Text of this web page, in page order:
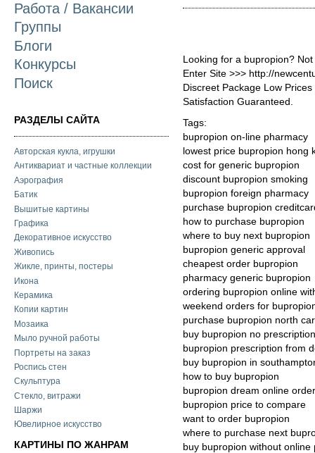
Работа / Вакансии
Группы
Блоги
Конкурсы
Поиск
РАЗДЕЛЫ САЙТА
Авторская кукла, игрушки
Антиквариат и частные коллекции
Аэрография
Батик
Вышитые картины
Графика
Декоративное искусство
Живопись
Жикле, принты, постеры
Икона
Керамика
Копии картин
Мозаика
Мыло ручной работы
Портреты на заказ
Роспись стен
Скульптура
Стекло, витражи
Шаржи
Ювелирное искусство
КАРТИНЫ ПО ЖАНРАМ
Looking for a bupropion?
Enter Site >>> http://
Discreet Package Low
Satisfaction Guaranteed.
Tags:
bupropion on-line pharmacy
lowest price bupropion hong
cost for generic bupropion
discount bupropion smoking
bupropion foreign pharmacy
purchase bupropion
how to purchase bupropion
where to buy next bupropion
bupropion generic approval
cheapest order bupropion
pharmacy generic bupropion
ordering bupropion online
weekend orders for
purchase bupropion north
buy bupropion no
bupropion prescription from
buy bupropion in
how to buy bupropion
bupropion dream online
bupropion price to compare
want to order bupropion
where to purchase next
buy bupropion without online